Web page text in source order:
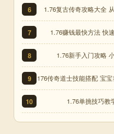
6 1.76复古传奇攻略大全
7 1.76赚钱最快方法 快
8 1.76新手入门攻略
9 176传奇道士技能搭配 宝
10 1.76单挑技巧教